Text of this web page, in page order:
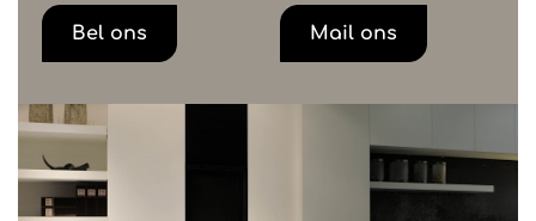
Bel ons Mail ons